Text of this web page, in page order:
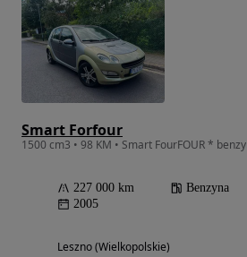
Smart Forfour
1500 cm3 • 98 KM • Smart FourFOUR *
227 000 km Benzyna
2005
Leszno (Wielkopolskie)